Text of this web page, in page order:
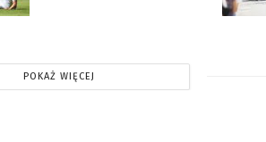
POKAŻ WIĘCEJ